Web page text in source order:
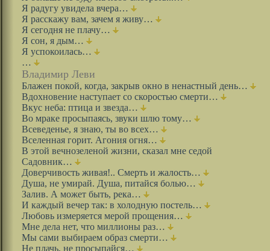
Я радугу увидела вчера…
Я расскажу вам, зачем я живу…
Я сегодня не плачу…
Я сон, я дым…
Я успокоилась…
…
Владимир Леви
Блажен покой, когда, закрыв окно в ненастный день…
Вдохновение наступает со скоростью смерти…
Вкус неба: птица и звезда…
Во мраке просыпаясь, звуки шлю тому…
Всеведенье, я знаю, ты во всех…
Вселенная горит. Агония огня…
В этой вечнозеленой жизни, сказал мне седой
Садовник…
Доверчивость живая!.. Смерть и жалость…
Душа, не умирай. Душа, питайся болью…
Залив. А может быть, река…
И каждый вечер так: в холодную постель…
Любовь измеряется мерой прощения…
Мне дела нет, что миллионы раз…
Мы сами выбираем образ смерти…
Не плачь, не просыпайся…